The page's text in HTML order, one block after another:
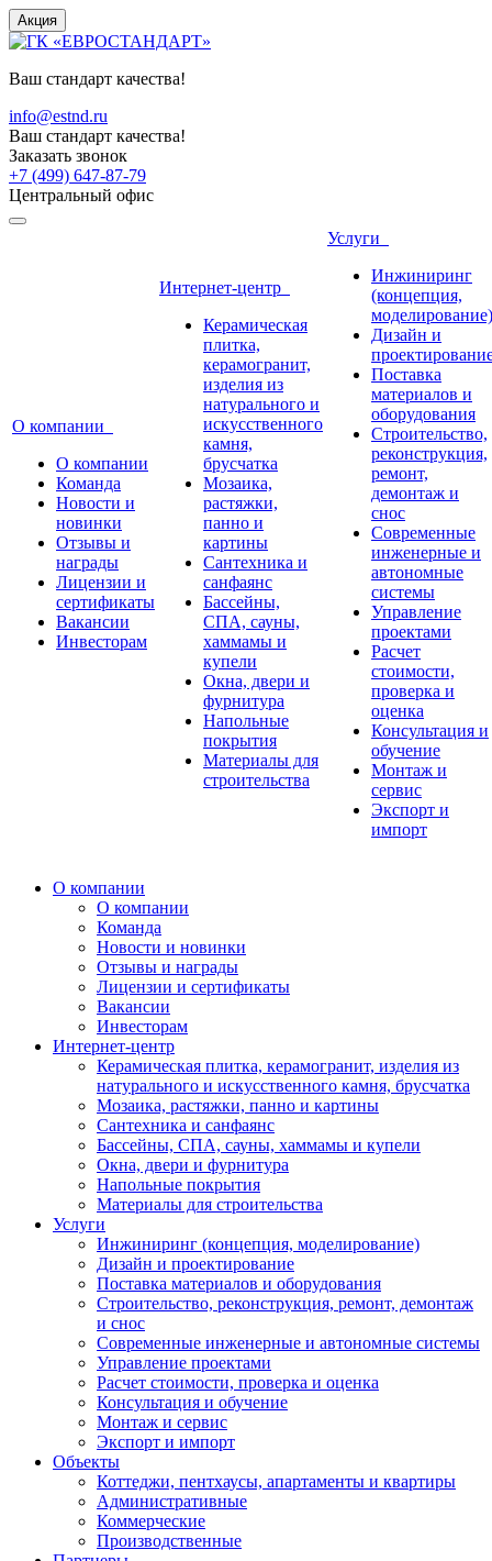
Акция
Ваш стандарт качества!
info@estnd.ru
Ваш стандарт качества!
Заказать звонок
+7 (499) 647-87-79
Центральный офис
О компании
О компании
Команда
Новости и
новинки
Отзывы и
награды
Лицензии и
сертификаты
Вакансии
Инвесторам
Интернет-центр
Керамическая
плитка,
керамогранит,
изделия из
натурального и
искусственного
камня,
брусчатка
Мозаика,
растяжки,
панно и
картины
Сантехника и
санфаянс
Бассейны,
СПА, сауны,
хаммамы и
купели
Окна, двери и
фурнитура
Напольные
покрытия
Материалы для
строительства
Услуги
Инжиниринг
(концепция,
моделирование)
Дизайн и
Поставка
материалов и
оборудования
Строительство,
реконструкция,
ремонт,
демонтаж и
снос
Современные
инженерные и
автономные
системы
Управление
проектами
Расчет
стоимости,
проверка и
оценка
Консультация и
обучение
Монтаж и
сервис
Экспорт и
импорт
О компании
О компании
Команда
Новости и новинки
Отзывы и награды
Лицензии и сертификаты
Вакансии
Инвесторам
Интернет-центр
Керамическая плитка, керамогранит, изделия из
натурального и искусственного камня, брусчатка
Мозаика, растяжки, панно и картины
Сантехника и санфаянс
Бассейны, СПА, сауны, хаммамы и купели
Окна, двери и фурнитура
Напольные покрытия
Материалы для строительства
Услуги
Инжиниринг (концепция, моделирование)
Дизайн и проектирование
Поставка материалов и оборудования
Строительство, реконструкция, ремонт, демонтаж
и снос
Современные инженерные и автономные системы
Управление проектами
Расчет стоимости, проверка и оценка
Консультация и обучение
Монтаж и сервис
Экспорт и импорт
Объекты
Коттеджи, пентхаусы, апартаменты и квартиры
Административные
Коммерческие
Производственные